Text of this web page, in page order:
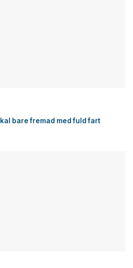
bare fremad med fuld fart